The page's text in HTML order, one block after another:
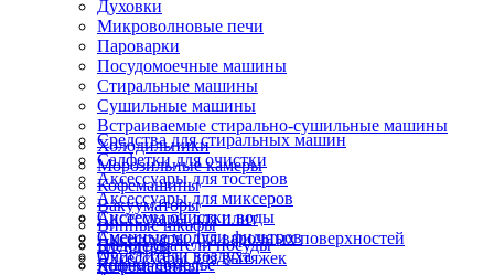
Духовки
Микроволновые печи
Пароварки
Посудомоечные машины
Стиральные машины
Сушильные машины
Встраиваемые стирально-сушильные машины
Холодильники
Морозильные камеры
Кофемашины
Вакууматоры
Винные шкафы
Подогреватели посуды
Ящики сомелье
Блендеры
Кофемашины
Очистители воздуха
Системы очистки воды
Сменные модули фильтров
Аксессуары для тостеров
Аксессуары для миксеров
Аксессуары для плит
Аксессуары для варочных поверхностей
Аксессуары для вытяжек
Средства для стиральных машин
Салфетки для очистки